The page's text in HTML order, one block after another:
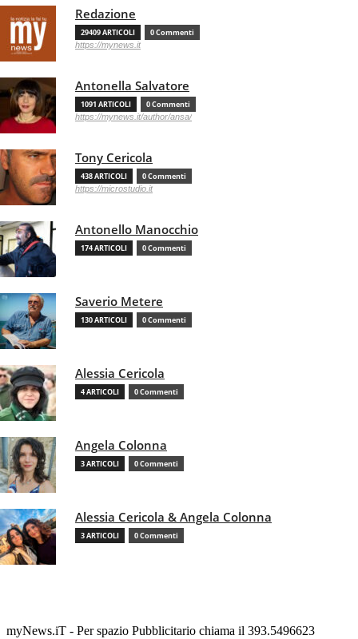
Redazione
29409 ARTICOLI 0 Commenti
https://mynews.it
Antonella Salvatore
1091 ARTICOLI 0 Commenti
https://mynews.it/author/ansa/
Tony Cericola
438 ARTICOLI 0 Commenti
https://microstudio.it
Antonello Manocchio
174 ARTICOLI 0 Commenti
Saverio Metere
130 ARTICOLI 0 Commenti
Alessia Cericola
4 ARTICOLI 0 Commenti
Angela Colonna
3 ARTICOLI 0 Commenti
Alessia Cericola & Angela Colonna
3 ARTICOLI 0 Commenti
myNews.iT - Per spazio Pubblicitario chiama il 393.5496623